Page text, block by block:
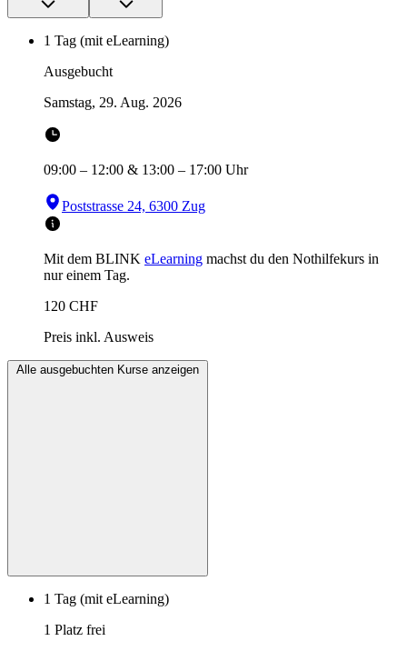
1 Tag (mit eLearning)
Ausgebucht
Samstag, 29. Aug. 2026
09:00 – 12:00 & 13:00 – 17:00 Uhr
Poststrasse 24, 6300 Zug
Mit dem BLINK eLearning machst du den Nothilfekurs in
nur einem Tag.
120 CHF
Preis inkl. Ausweis
Alle ausgebuchten Kurse anzeigen
1 Tag (mit eLearning)
1 Platz frei